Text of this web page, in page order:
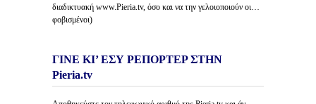
διαδικτυακή www.Pieria.tv, όσο και να την γελοιοποιούν οι…
φοβισμένοι)
ΓΙΝΕ ΚΙ’ ΕΣΥ ΡΕΠΟΡΤΕΡ ΣΤΗΝ
Pieria.tv